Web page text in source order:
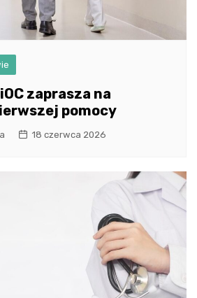
zaprasza na
pomocy
18 czerwca 2026